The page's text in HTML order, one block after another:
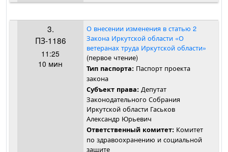
3.
ПЗ-1186
11:25
10 мин
О внесении изменения в статью 2
Закона Иркутской области «О
ветеранах труда Иркутской области»
(первое чтение)
Тип паспорта: Паспорт проекта
закона
Субъект права: Депутат
Законодательного Собрания
Иркутской области Гаськов
Александр Юрьевич
Ответственный комитет: Комитет
по здравоохранению и социальной
защите